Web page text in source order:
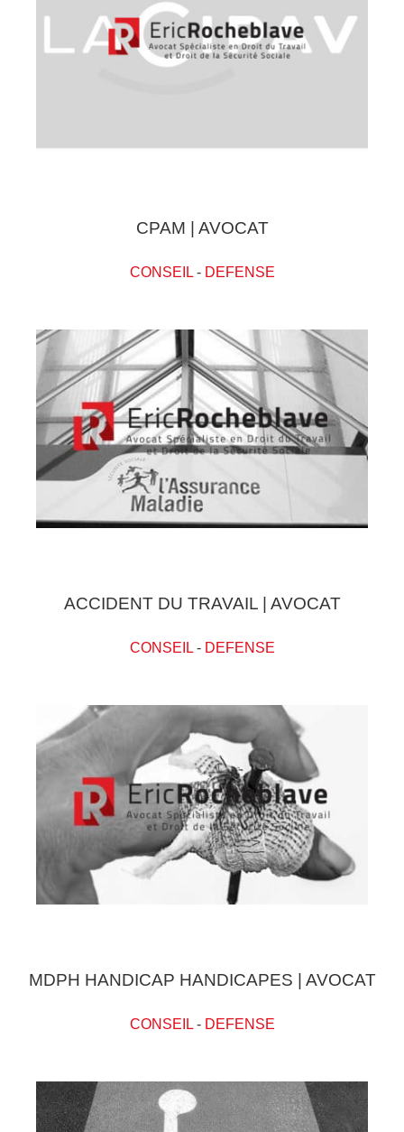
CPAM | AVOCAT
CONSEIL- DEFENSE
ACCIDENT DU TRAVAIL | AVOCAT
CONSEIL- DEFENSE
MDPH HANDICAP HANDICAPES | AVOCAT
CONSEIL- DEFENSE